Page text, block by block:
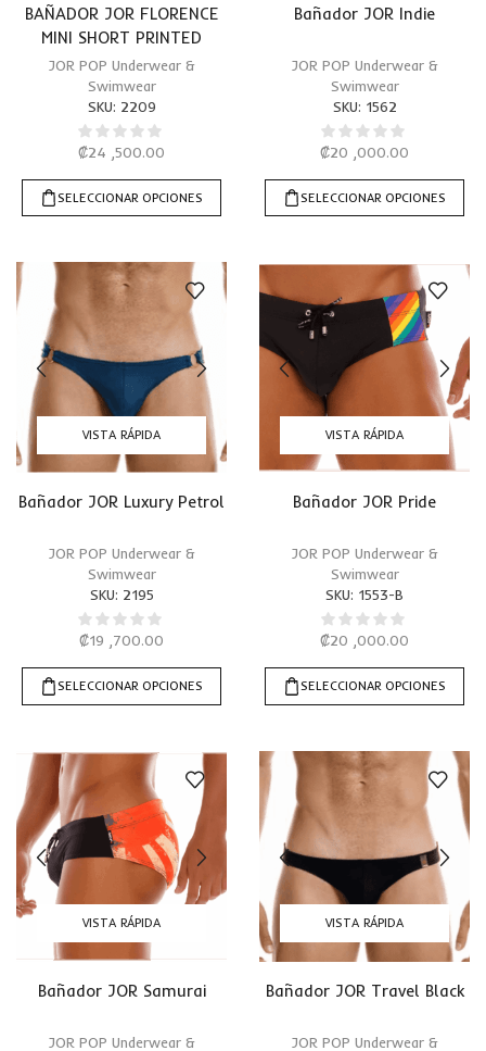
BAÑADOR JOR FLORENCE
MINI SHORT PRINTED
JOR POP Underwear &
Swimwear
SKU: 2209
₡24 ,500.00
SELECCIONAR OPCIONES
Bañador JOR Indie
JOR POP Underwear &
Swimwear
SKU: 1562
₡20 ,000.00
SELECCIONAR OPCIONES
VISTA RÁPIDA
Bañador JOR Luxury Petrol
JOR POP Underwear &
Swimwear
SKU: 2195
₡19 ,700.00
SELECCIONAR OPCIONES
VISTA RÁPIDA
Bañador JOR Pride
JOR POP Underwear &
Swimwear
SKU: 1553-B
₡20 ,000.00
SELECCIONAR OPCIONES
VISTA RÁPIDA
Bañador JOR Samurai
JOR POP Underwear &
VISTA RÁPIDA
Bañador JOR Travel Black
JOR POP Underwear &